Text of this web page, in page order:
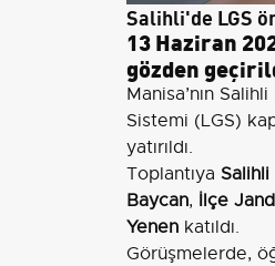
Salihli'de LGS
13 Haziran
gözden
Manisa’nın
Sistemi (LGS)
yatırıldı.
Toplantıya
Baycan, İlçe
Yenen katıldı.
Görüşmelerde,